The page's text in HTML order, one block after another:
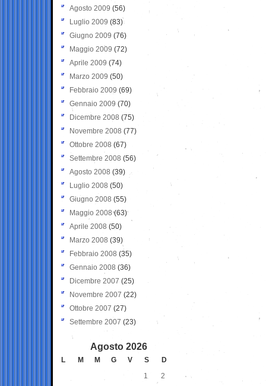
Agosto 2009 (56)
Luglio 2009 (83)
Giugno 2009 (76)
Maggio 2009 (72)
Aprile 2009 (74)
Marzo 2009 (50)
Febbraio 2009 (69)
Gennaio 2009 (70)
Dicembre 2008 (75)
Novembre 2008 (77)
Ottobre 2008 (67)
Settembre 2008 (56)
Agosto 2008 (39)
Luglio 2008 (50)
Giugno 2008 (55)
Maggio 2008(63)
Aprile 2008 (50)
Marzo 2008 (39)
Febbraio 2008 (35)
Gennaio 2008 (36)
Dicembre 2007 (25)
Novembre 2007 (22)
Ottobre 2007 (27)
Settembre 2007 (23)
Agosto 2026
L M M G V S
D
1
2